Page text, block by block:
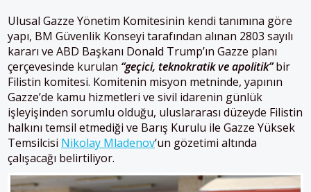
Ulusal Gazze Yönetim Komitesinin kendi tanımına göre
yapı, BM Güvenlik Konseyi tarafından alınan 2803 sayılı
kararı ve ABD Başkanı Donald Trump’ın Gazze planı
çerçevesinde kurulan “geçici, teknokratik ve apolitik”bir
Filistin komitesi. Komitenin misyon metninde, yapının
Gazze’de kamu hizmetleri ve sivil idarenin günlük
işleyişinden sorumlu olduğu, uluslararası düzeyde Filistin
halkını temsil etmediği ve Barış Kurulu ile Gazze Yüksek
Temsilcisi Nikolay Mladenov‘un gözetimi altında
çalışacağı belirtiliyor.